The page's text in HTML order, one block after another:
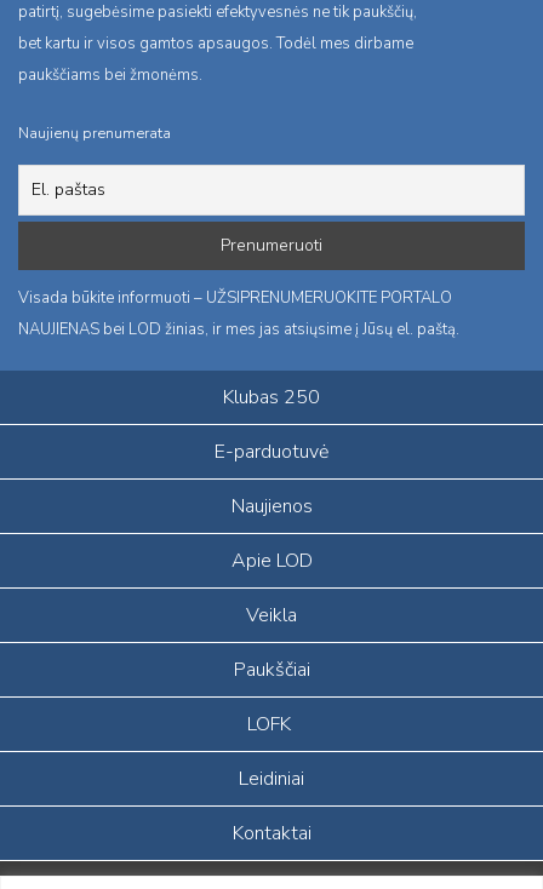
patirtį, sugebėsime pasiekti efektyvesnės ne tik paukščių,
bet kartu ir visos gamtos apsaugos. Todėl mes dirbame
paukščiams bei žmonėms.
Naujienų prenumerata
Visada būkite informuoti – UŽSIPRENUMERUOKITE PORTALO
NAUJIENAS bei LOD žinias, ir mes jas atsiųsime į Jūsų el. paštą.
Klubas 250
E-parduotuvė
Naujienos
Apie LOD
Veikla
Paukščiai
LOFK
Leidiniai
Kontaktai